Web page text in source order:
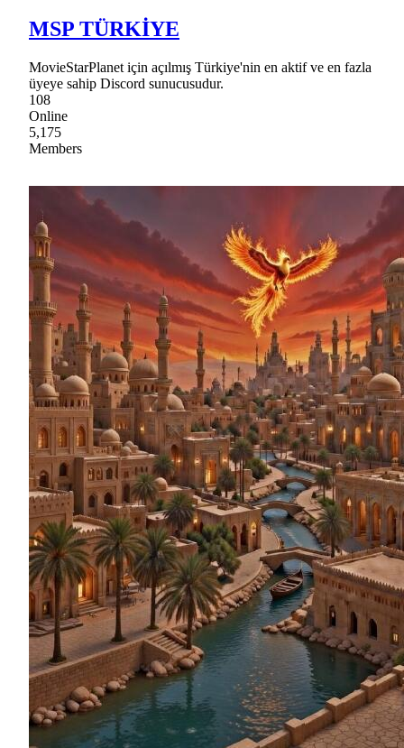
MSP TÜRKİYE
MovieStarPlanet için açılmış Türkiye'nin en aktif ve en fazla
üyeye sahip Discord sunucusudur.
108
Online
5,175
Members